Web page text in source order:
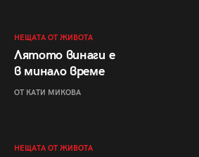
НЕЩАТА ОТ ЖИВОТА
Лятото винаги е
в минало време
ОТ КАТИ МИКОВА
НЕЩАТА ОТ ЖИВОТА